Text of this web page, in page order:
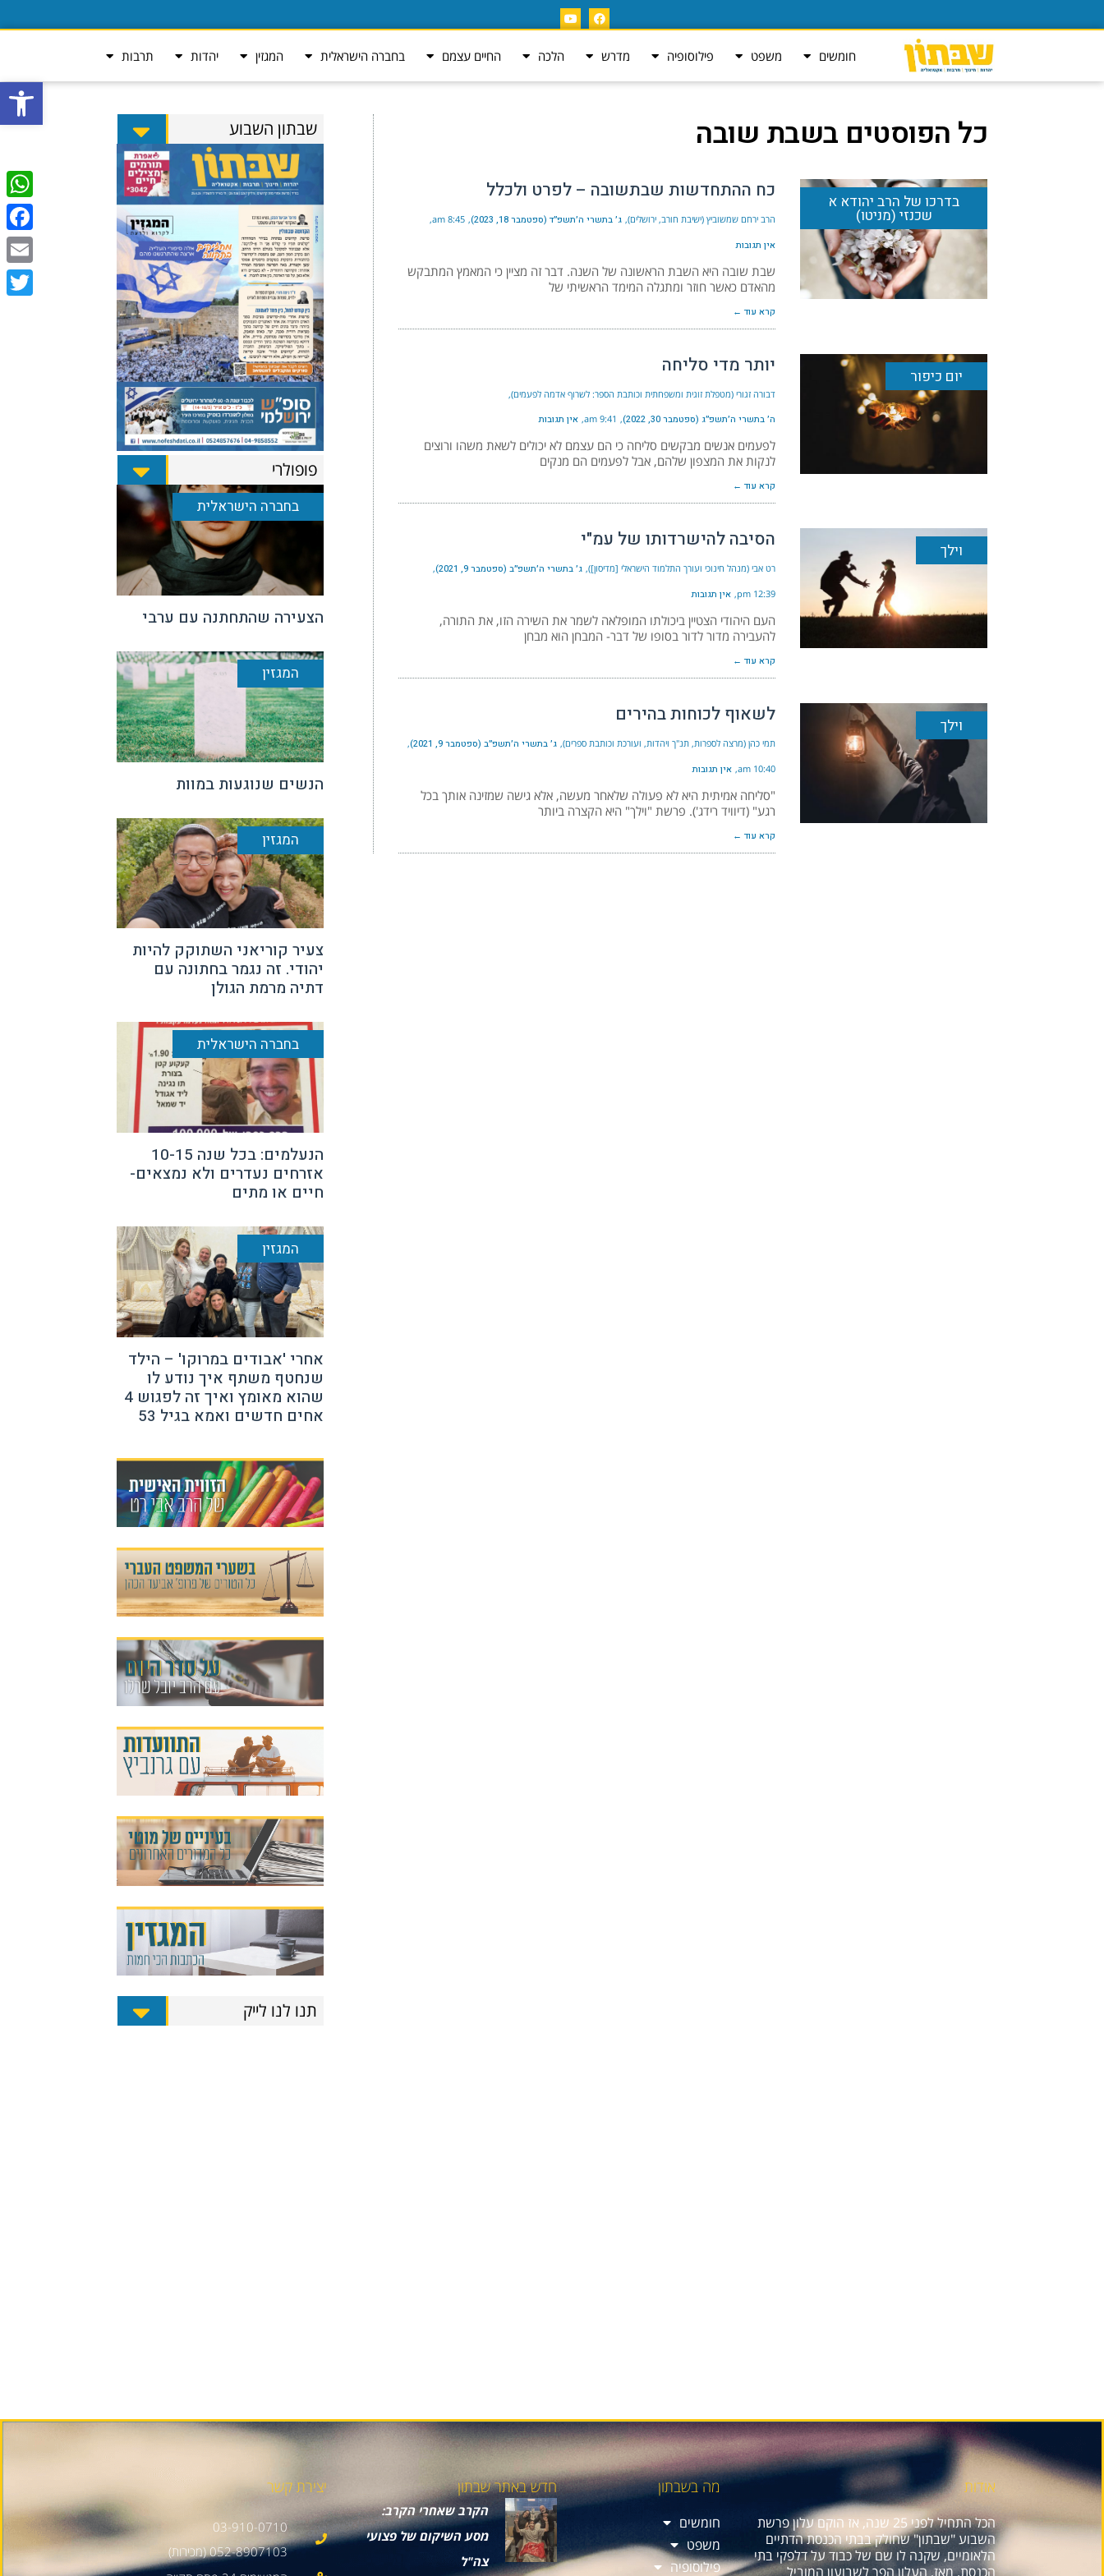
פתח
חומשים משפט פילוסופיה מדרש הלכה החיים עצמם בחברה הישראלית המגזין יהדות תרבות
כל הפוסטים בשבת שובה
בדרכו של הרב יהודא א
שכנזי (מניטו)
כח ההתחדשות שבתשובה – לפרט ולכלל
הרב ירחם שמשוביץ (ישיבת חורב, ירושלים) ג׳ בתשרי ה׳תשפ״ד (ספטמבר 18, 2023) 8:45 am
אין תגובות
שבת שובה היא השבת הראשונה של השנה. דבר זה מציין כי המאמץ המתבקש
מהאדם כאשר חוזר ומתגלה המימד הראשיתי של
קרא עוד ←
יום כיפור יותר מדי סליחה
דבורה זגורי (מטפלת זוגית ומשפחתית וכותבת הספר: לשרוף אדמה לפעמים)
ה׳ בתשרי ה׳תשפ״ג (ספטמבר 30, 2022) 9:41 am אין תגובות
לפעמים אנשים מבקשים סליחה כי הם עצמם לא יכולים לשאת משהו ורוצים
לנקות את המצפון שלהם, אבל לפעמים הם מנקים
קרא עוד ←
וילך הסיבה להישרדותו של עמ"י
רט אבי (מנהל חינוכי ועורך התלמוד הישראלי [מדיסון]) ג׳ בתשרי ה׳תשפ״ב (ספטמבר 9, 2021)
12:39 pm אין תגובות
העם היהודי הצטיין ביכולתו המופלאה לשמר את השירה הזו, את התורה,
להעבירה מדור לדור בסופו של דבר- המבחן הוא מבחן
קרא עוד ←
וילך לשאוף לכוחות בהירים
תמי כהן (מרצה לספרות, תנ"ך ויהדות, ועורכת וכותבת ספרים) ג׳ בתשרי ה׳תשפ״ב (ספטמבר 9, 2021)
10:40 am אין תגובות
"סליחה אמיתית היא לא פעולה שלאחר מעשה, אלא גישה שמזינה אותך בכל
רגע" (דיוויד רידג'). פרשת "וילך" היא הקצרה ביותר
קרא עוד ←
שבתון השבוע
פופולרי
בחברה הישראלית
הצעירה שהתחתנה עם ערבי
המגזין
הנשים שנוגעות במוות
המגזין
צעיר קוריאני השתוקק להיות
יהודי. זה נגמר בחתונה עם
דתיה מרמת הגולן
בחברה הישראלית
הנעלמים: בכל שנה 10-15
אזרחים נעדרים ולא נמצאים-
חיים או מתים
המגזין
אחרי 'אבודים במרוקו' – הילד
שנחטף משתף איך נודע לו
שהוא מאומץ ואיך זה לפגוש 4
אחים חדשים ואמא בגיל 53
תנו לנו לייק
אודות
הכל התחיל לפני 25 שנה, אז הוקם עלון פרשת
השבוע "שבתון" שחולק בבתי הכנסת הדתיים
הלאומיים, שקנה לו שם של כבוד על דלפקי בתי
הכנסת. מאז, העלון הפך לשבועון המוביל
מה בשבתון
חומשים
משפט
פילוסופיה
חדש באתר שבתון
הקרב שאחרי הקרב:
מסע השיקום של פצועי
צה"ל
יצירת קשר
03-910-0710
052-8907103 (מכירות)
Email